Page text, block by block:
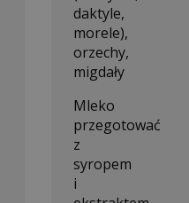
daktyle,
morele),
orzechy,
migdały
Mleko
przegotować
z
syropem
i